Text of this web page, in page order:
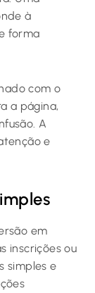
à
forma
com o
a página,
A
e
em
inscrições ou
simples e